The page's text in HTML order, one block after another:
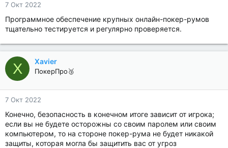
7 Окт 2022
Программное обеспечение крупных онлайн-покер-румов
тщательно тестируется и регулярно проверяется.
X Xavier
ПокерПро🥉
7 Окт 2022
Конечно, безопасность в конечном итоге зависит от игрока;
если вы не будете осторожны со своим паролем или своим
компьютером, то на стороне покер-рума не будет никакой
защиты, которая могла бы защитить вас от угроз